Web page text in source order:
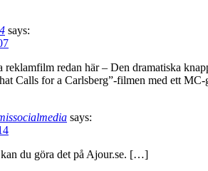
says:
redan här – Den dramatiska
Calls for a Carlsberg”-filmen med ett
says:
du göra det på Ajour.se. […]